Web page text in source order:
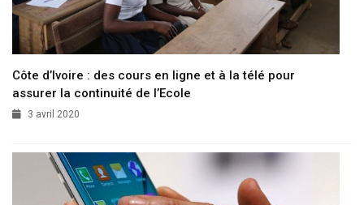
Côte d’Ivoire : des cours en ligne et à la télé pour
assurer la continuité de l’Ecole
3 avril 2020